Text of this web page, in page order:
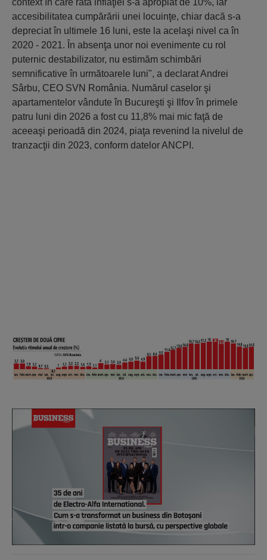
context în care rata inflaţiei s-a apropiat de 10%, iar
accesibilitatea cumpărării unei locuinţe, chiar dacă s-a
depreciat în ultimele 16 luni, este la acelaşi nivel ca în
2020 - 2021. În absenţa unor noi evenimente cu rol
puternic destabilizator, nu estimăm schimbări
semnificative în următoarele luni", a declarat Andrei
Sârbu, CEO SVN România. Numărul caselor şi
apartamentelor vândute în Bucureşti şi Ilfov în primele
patru luni din 2026 a fost cu 11,8% mai mic faţă de
aceeaşi perioadă din 2024, piaţa revenind la nivelul de
tranzacţii din 2023, conform datelor ANCPI.